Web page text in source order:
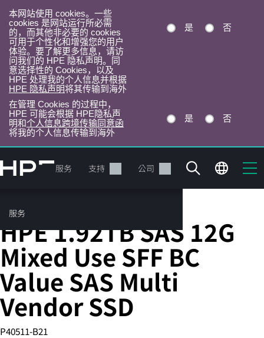
本网站使用 cookies。一些
cookies 是网站运行所必需
的，而其他非必要的 cookies
可用于个性化和增强您的用户
体验。要了解更多信息，请访
问我们的 HPE 隐私声明。同
意选择性的 Cookies，以及
HPE 处理我的个人信息并根据
HPE 隐私声明将其传输到海外
是 否
在管理 Cookies 的过程中，
HPE 可能会根据 HPE隐私声
明和个人信息跨境传输同意函
将我的个人信息传输到海外
是 否
转
到
目
录
产品 服务 支持 公司
服务
您的购物车目前是空的
Server Solid State Drives
HPE 1.92TB SAS 12G
Mixed Use SFF BC
Value SAS Multi
Vendor SSD
P40511-B21